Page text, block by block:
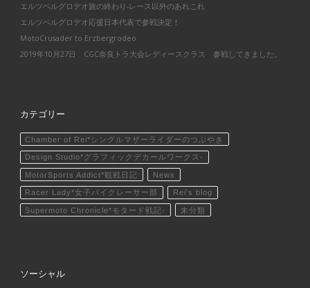
エルツベルグロデオ旅の終わり-レース以外のあれこれ
エルツベルグロデオ応援日本代表で参戦決定！
MotoCrusader to Erzbergrodeo
2019年10月27日 CGC奈良トラ大会レディースクラス 参戦してきました。
カテゴリー
Chamber of Rei*シングルマザーライダーのつぶやき
Design Studio*グラフィックデカールワークス-
MotorSports Addict*観戦日記 News
Racer Lady*女子バイクレーサー部 Rei's blog
Supermoto Chronicle*モタード戦記- 未分類
ソーシャル